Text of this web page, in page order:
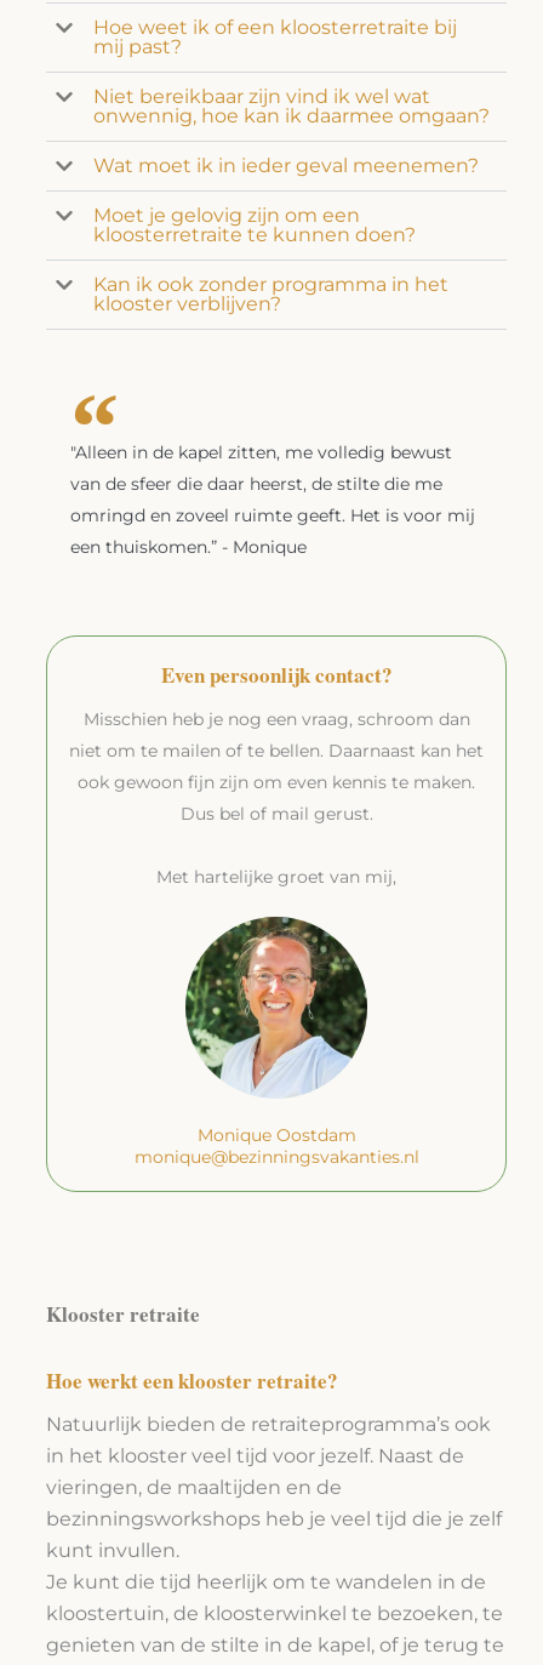
Hoe weet ik of een kloosterretraite bij
mij past?
Niet bereikbaar zijn vind ik wel wat
onwennig, hoe kan ik daarmee omgaan?
Wat moet ik in ieder geval meenemen?
Moet je gelovig zijn om een
kloosterretraite te kunnen doen?
Kan ik ook zonder programma in het
klooster verblijven?
"Alleen in de kapel zitten, me volledig bewust
van de sfeer die daar heerst, de stilte die me
omringd en zoveel ruimte geeft. Het is voor mij
een thuiskomen.” - Monique
Even persoonlijk contact?
Misschien heb je nog een vraag, schroom dan
niet om te mailen of te bellen. Daarnaast kan het
ook gewoon fijn zijn om even kennis te maken.
Dus bel of mail gerust.
Met hartelijke groet van mij,
Monique Oostdam
monique@bezinningsvakanties.nl
Klooster retraite
Hoe werkt een klooster retraite?
Natuurlijk bieden de retraiteprogramma’s ook
in het klooster veel tijd voor jezelf. Naast de
vieringen, de maaltijden en de
bezinningsworkshops heb je veel tijd die je zelf
kunt invullen.
Je kunt die tijd heerlijk om te wandelen in de
kloostertuin, de kloosterwinkel te bezoeken, te
genieten van de stilte in de kapel, of je terug te